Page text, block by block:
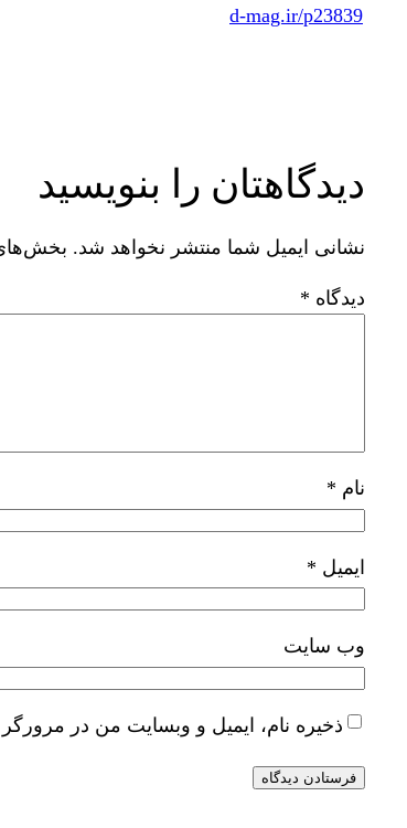
d-mag.ir/p23839
دیدگاهتان را بنویسید
نشانی ایمیل شما منتشر نخواهد شد. بخش‌های
دیدگاه *
نام *
ایمیل *
وب‌ سایت
ذخیره نام، ایمیل و وبسایت من در